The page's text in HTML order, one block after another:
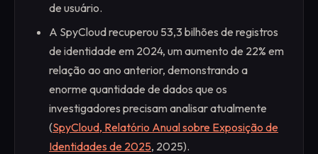
de usuário.
A SpyCloud recuperou 53,3 bilhões de registros
de identidade em 2024, um aumento de 22% em
relação ao ano anterior, demonstrando a
enorme quantidade de dados que os
investigadores precisam analisar atualmente
(SpyCloud, Relatório Anual sobre Exposição de
Identidades de 2025, 2025).